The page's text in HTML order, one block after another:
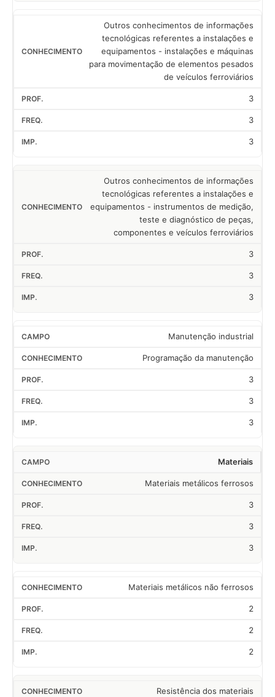
Outros conhecimentos de informações
tecnológicas referentes a instalações e
equipamentos - instalações e máquinas
para movimentação de elementos pesados
de veículos ferroviários
3
3
3
Outros conhecimentos de informações
tecnológicas referentes a instalações e
equipamentos - instrumentos de medição,
teste e diagnóstico de peças,
componentes e veículos ferroviários
3
3
3
Manutenção industrial
Programação da manutenção
3
3
3
Materiais
Materiais metálicos ferrosos
3
3
3
Materiais metálicos não ferrosos
2
2
2
Resistência dos materiais